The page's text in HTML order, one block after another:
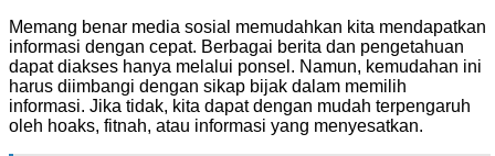
Memang benar media sosial memudahkan kita mendapatkan
informasi dengan cepat. Berbagai berita dan pengetahuan
dapat diakses hanya melalui ponsel. Namun, kemudahan ini
harus diimbangi dengan sikap bijak dalam memilih
informasi. Jika tidak, kita dapat dengan mudah terpengaruh
oleh hoaks, fitnah, atau informasi yang menyesatkan.